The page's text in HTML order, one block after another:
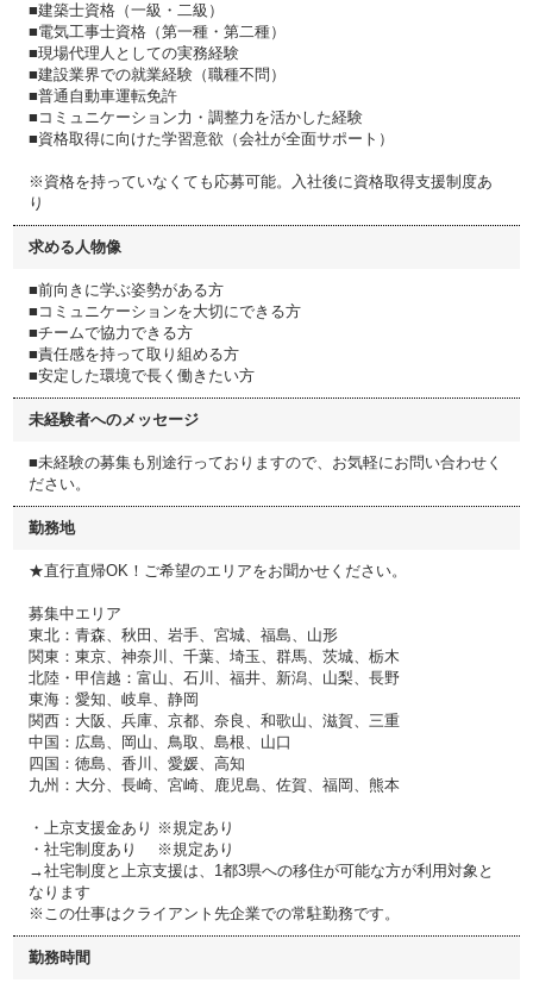
■建築士資格（一級・二級）
■電気工事士資格（第一種・第二種）
■現場代理人としての実務経験
■建設業界での就業経験（職種不問）
■普通自動車運転免許
■コミュニケーション力・調整力を活かした経験
■資格取得に向けた学習意欲（会社が全面サポート）
※資格を持っていなくても応募可能。入社後に資格取得支援制度あ
り
求める人物像
■前向きに学ぶ姿勢がある方
■コミュニケーションを大切にできる方
■チームで協力できる方
■責任感を持って取り組める方
■安定した環境で長く働きたい方
未経験者へのメッセージ
■未経験の募集も別途行っておりますので、お気軽にお問い合わせく
ださい。
勤務地
★直行直帰OK！ご希望のエリアをお聞かせください。
募集中エリア
東北：青森、秋田、岩手、宮城、福島、山形
関東：東京、神奈川、千葉、埼玉、群馬、茨城、栃木
北陸・甲信越：富山、石川、福井、新潟、山梨、長野
東海：愛知、岐阜、静岡
関西：大阪、兵庫、京都、奈良、和歌山、滋賀、三重
中国：広島、岡山、鳥取、島根、山口
四国：徳島、香川、愛媛、高知
九州：大分、長崎、宮崎、鹿児島、佐賀、福岡、熊本
・上京支援金あり ※規定あり
・社宅制度あり ※規定あり
→社宅制度と上京支援は、1都3県への移住が可能な方が利用対象と
なります
※この仕事はクライアント先企業での常駐勤務です。
勤務時間